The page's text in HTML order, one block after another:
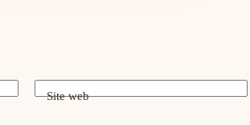
Site web